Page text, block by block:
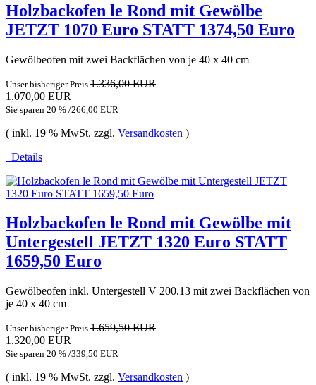
Holzbackofen le Rond mit Gewölbe
JETZT 1070 Euro STATT 1374,50 Euro
Gewölbeofen mit zwei Backflächen von je 40 x 40 cm
Unser bisheriger Preis 1.336,00 EUR
1.070,00 EUR
Sie sparen 20 % /266,00 EUR
( inkl. 19 % MwSt. zzgl. Versandkosten )
Details
Holzbackofen le Rond mit Gewölbe mit
Untergestell JETZT 1320 Euro STATT
1659,50 Euro
Gewölbeofen inkl. Untergestell V 200.13 mit zwei Backflächen von
je 40 x 40 cm
Unser bisheriger Preis 1.659,50 EUR
1.320,00 EUR
Sie sparen 20 % /339,50 EUR
( inkl. 19 % MwSt. zzgl. Versandkosten )